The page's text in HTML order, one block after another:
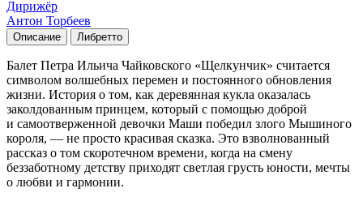
Дирижёр
Антон Торбеев
Описание Либретто
Балет Петра Ильича Чайковского «Щелкунчик» считается
символом волшебных перемен и постоянного обновления
жизни. История о том, как деревянная кукла оказалась
заколдованным принцем, который с помощью доброй
и самоотверженной девочки Маши победил злого Мышиного
короля, — не просто красивая сказка. Это взволнованный
рассказ о том скоротечном времени, когда на смену
беззаботному детству приходят светлая грусть юности, мечты
о любви и гармонии.